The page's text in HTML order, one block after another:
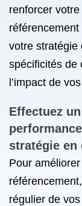
renforcer
référencement
votre stratégie
spécificités de
l’impact de
Effectuez
stratégie en
Pour
régulier de